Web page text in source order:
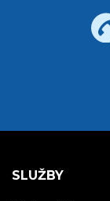
SLUŽBY